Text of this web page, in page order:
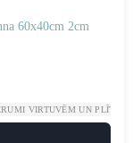
60x40cm 2cm
VIRTUVĒM UN PLĪTĪM